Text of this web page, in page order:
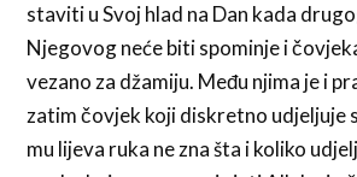
staviti u Svoj hlad na Dan kada
Njegovog neće biti spominje i
vezano za džamiju. Među njima je i
zatim čovjek koji diskretno udjeljuje
mu lijeva ruka ne zna šta i koliko